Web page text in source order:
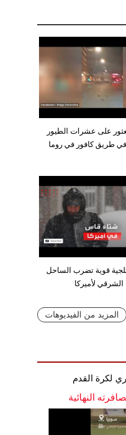
على عشرات الطيور
في طريق كافور في روما
قوية تضرب الساحل
الشرقي لأميركا
المزيد من الفيديوهات
لكرة القدم
النهائية